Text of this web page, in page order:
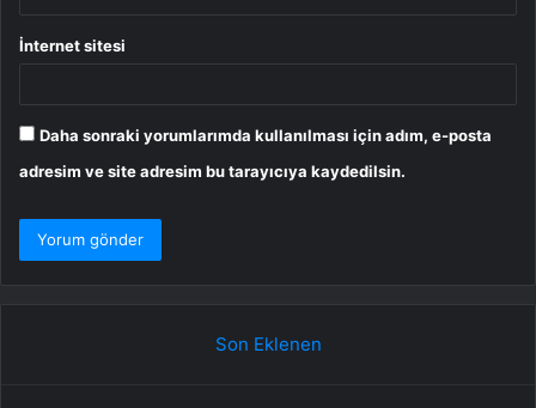
İnternet sitesi
Daha sonraki yorumlarımda kullanılması için adım, e-posta
adresim ve site adresim bu tarayıcıya kaydedilsin.
Son Eklenen